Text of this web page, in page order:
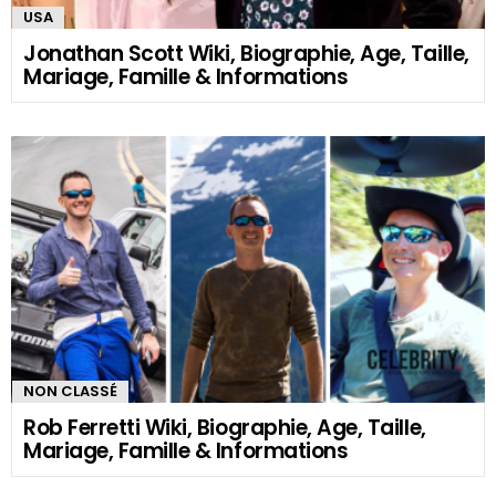
USA
Jonathan Scott Wiki, Biographie, Age, Taille,
Mariage, Famille & Informations
NON CLASSÉ
Rob Ferretti Wiki, Biographie, Age, Taille,
Mariage, Famille & Informations